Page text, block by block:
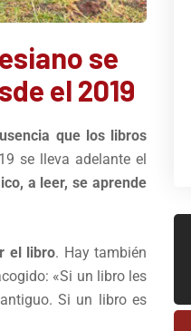
se
el 2019
que los libros
se lleva adelante el
a leer, se aprende
el libro. Hay también
«Si un libro les
Si un libro es